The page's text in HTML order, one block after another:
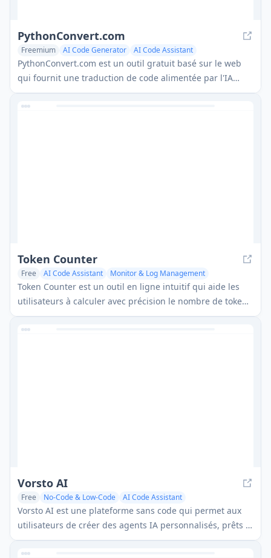
PythonConvert.com
Freemium AI Code Generator AI Code Assistant
PythonConvert.com est un outil gratuit basé sur le web
qui fournit une traduction de code alimentée par l'IA
entre Python et d'autres langages de programmation
ainsi que des capacités de conversion de type Python.
Token Counter
Free AI Code Assistant Monitor & Log Management
Token Counter est un outil en ligne intuitif qui aide les
utilisateurs à calculer avec précision le nombre de tokens
et à estimer les coûts pour divers modèles de langue IA, y
compris GPT-4, GPT-3.5-turbo, Claude et d'autres LLM.
Vorsto AI
Free No-Code & Low-Code AI Code Assistant
Vorsto AI est une plateforme sans code qui permet aux
utilisateurs de créer des agents IA personnalisés, prêts à
l'intégration pour tout flux de travail sans écrire de code.